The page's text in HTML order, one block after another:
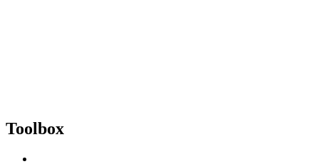
Toolbox